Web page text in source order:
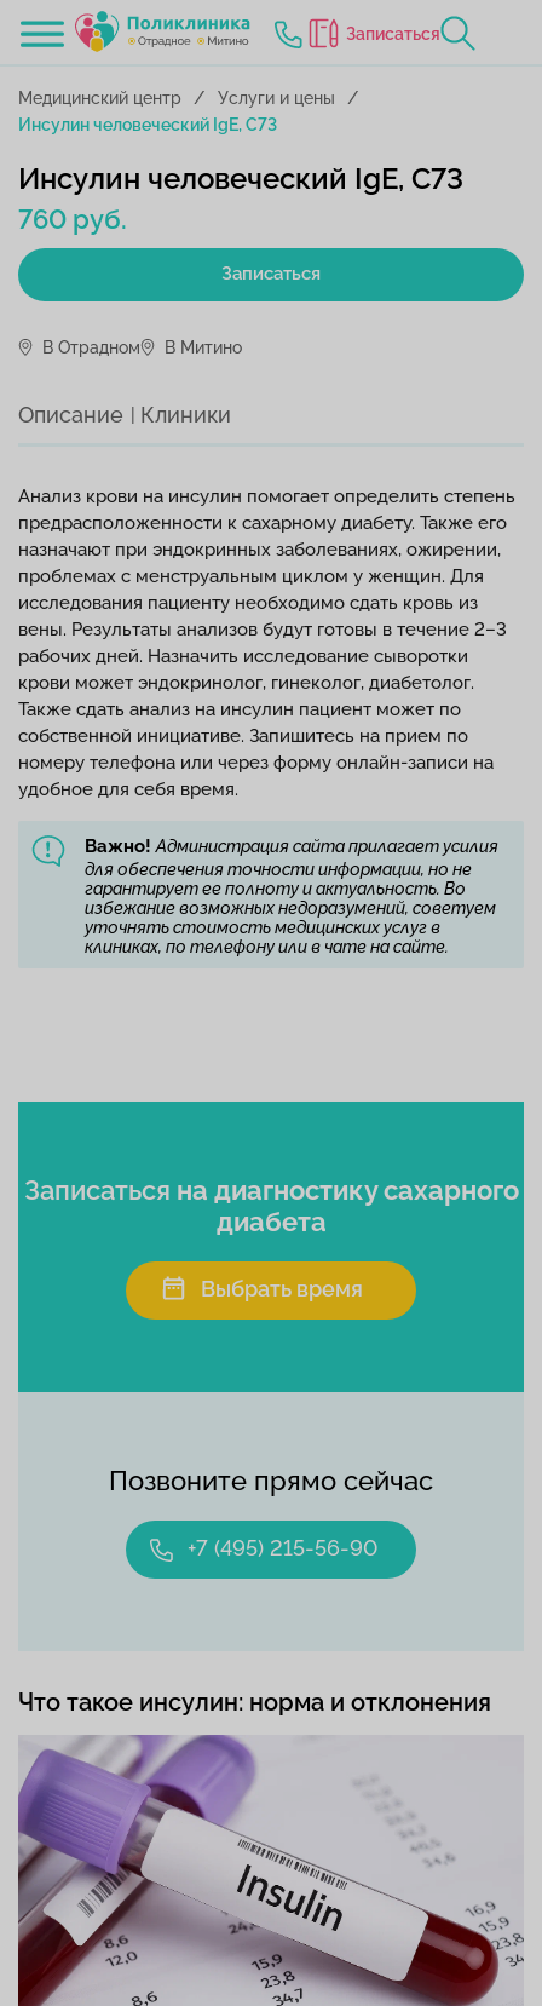
Записаться
Медицинский центр
Услуги и цены
Инсулин человеческий IgE, C73
760 руб.
Записаться
Инсулин человеческий IgE, C73
В Отрадном В Митино
Описание Клиники
Анализ крови на инсулин помогает определить степень
предрасположенности к сахарному диабету. Также его
назначают при эндокринных заболеваниях, ожирении,
проблемах с менструальным циклом у женщин. Для
исследования пациенту необходимо сдать кровь из
вены. Результаты анализов будут готовы в течение 2–3
рабочих дней. Назначить исследование сыворотки
крови может эндокринолог, гинеколог, диабетолог.
Также сдать анализ на инсулин пациент может по
собственной инициативе. Запишитесь на прием по
номеру телефона или через форму онлайн-записи на
удобное для себя время.
Важно! Администрация сайта прилагает усилия
для обеспечения точности информации, но не
гарантирует ее полноту и актуальность. Во
избежание возможных недоразумений, советуем
уточнять стоимость медицинских услуг в
клиниках, по телефону или в чате на сайте.
Позвоните прямо сейчас
+7 (495) 215-56-90
Записаться на диагностику сахарного
диабета
Выбрать время
Что такое инсулин: норма и отклонения